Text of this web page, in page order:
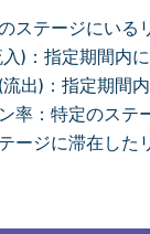
ステージにいる
)：指定期間内
出)：指定期間
率：特定のス
ージに滞在した